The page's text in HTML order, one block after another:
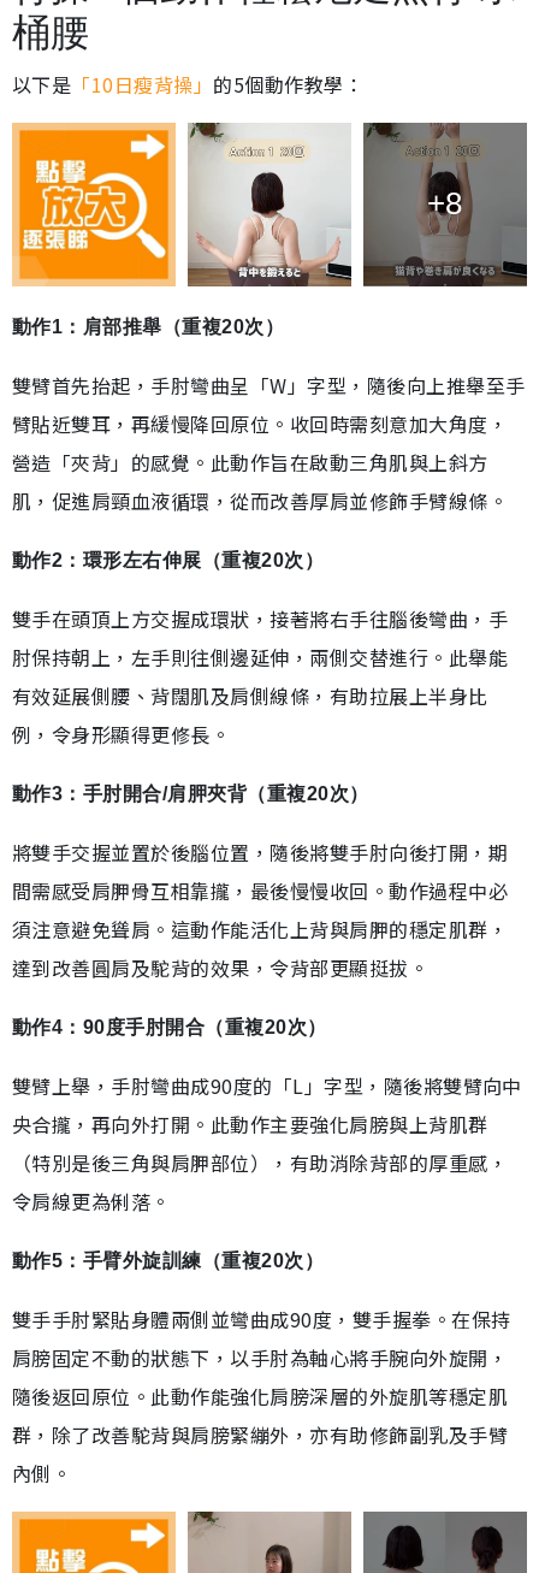
桶腰
以下是 「10日瘦背操」 的5個動作教學：
+8
動作1：肩部推舉（重複20次）
雙臂首先抬起，手肘彎曲呈「W」字型，隨後向上推舉至手
臂貼近雙耳，再緩慢降回原位。收回時需刻意加大角度，
營造「夾背」的感覺。此動作旨在啟動三角肌與上斜方
肌，促進肩頸血液循環，從而改善厚肩並修飾手臂線條。
動作2：環形左右伸展（重複20次）
雙手在頭頂上方交握成環狀，接著將右手往腦後彎曲，手
肘保持朝上，左手則往側邊延伸，兩側交替進行。此舉能
有效延展側腰、背闊肌及肩側線條，有助拉展上半身比
例，令身形顯得更修長。
動作3：手肘開合/肩胛夾背（重複20次）
將雙手交握並置於後腦位置，隨後將雙手肘向後打開，期
間需感受肩胛骨互相靠攏，最後慢慢收回。動作過程中必
須注意避免聳肩。這動作能活化上背與肩胛的穩定肌群，
達到改善圓肩及駝背的效果，令背部更顯挺拔。
動作4：90度手肘開合（重複20次）
雙臂上舉，手肘彎曲成90度的「L」字型，隨後將雙臂向中
央合攏，再向外打開。此動作主要強化肩膀與上背肌群
（特別是後三角與肩胛部位），有助消除背部的厚重感，
令肩線更為俐落。
動作5：手臂外旋訓練（重複20次）
雙手手肘緊貼身體兩側並彎曲成90度，雙手握拳。在保持
肩膀固定不動的狀態下，以手肘為軸心將手腕向外旋開，
隨後返回原位。此動作能強化肩膀深層的外旋肌等穩定肌
群，除了改善駝背與肩膀緊繃外，亦有助修飾副乳及手臂
內側。